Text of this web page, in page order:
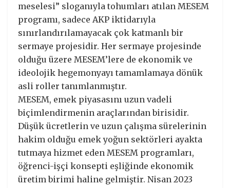
meselesi” sloganıyla tohumları atılan MESEM
programı, sadece AKP iktidarıyla
sınırlandırılamayacak çok katmanlı bir
sermaye projesidir. Her sermaye projesinde
olduğu üzere MESEM’lere de ekonomik ve
ideolojik hegemonyayı tamamlamaya dönük
asli roller tanımlanmıştır.
MESEM, emek piyasasını uzun vadeli
biçimlendirmenin araçlarından birisidir.
Düşük ücretlerin ve uzun çalışma sürelerinin
hakim olduğu emek yoğun sektörleri ayakta
tutmaya hizmet eden MESEM programları,
öğrenci-işçi konsepti eşliğinde ekonomik
üretim birimi haline gelmiştir. Nisan 2023